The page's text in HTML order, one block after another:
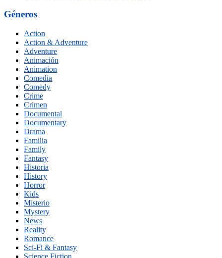
Géneros
Action
Action & Adventure
Adventure
Animación
Animation
Comedia
Comedy
Crime
Crimen
Documental
Documentary
Drama
Familia
Family
Fantasy
Historia
History
Horror
Kids
Misterio
Mystery
News
Reality
Romance
Sci-Fi & Fantasy
Science Fiction